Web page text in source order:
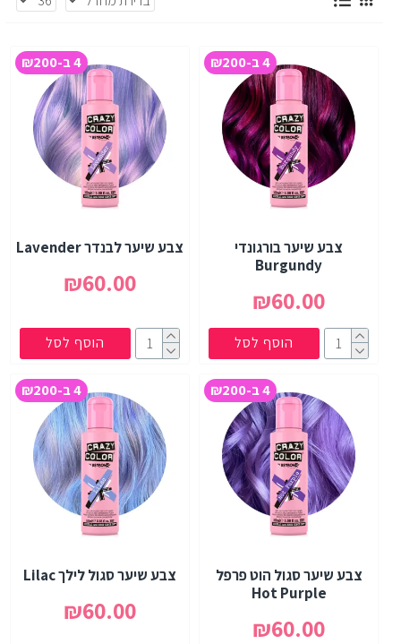
4 ב-₪200
צבע שיער בורגונדי
Burgundy
₪60.00
הוסף לסל
4 ב-₪200
צבע שיער לבנדר Lavender
₪60.00
הוסף לסל
4 ב-₪200
צבע שיער סגול הוט פרפל
Hot Purple
₪60.00
4 ב-₪200
צבע שיער סגול לילך Lilac
₪60.00